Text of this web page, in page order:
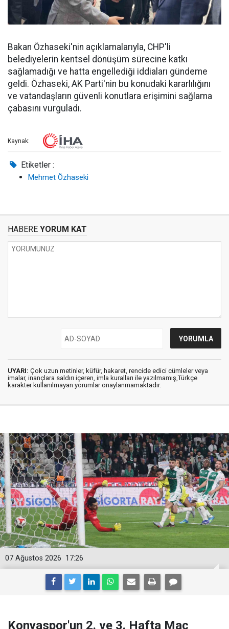
Bakan Özhaseki'nin açıklamalarıyla, CHP'li
belediyelerin kentsel dönüşüm sürecine katkı
sağlamadığı ve hatta engellediği iddiaları gündeme
geldi. Özhaseki, AK Parti'nin bu konudaki kararlılığını
ve vatandaşların güvenli konutlara erişimini sağlama
çabasını vurguladı.
Kaynak:
Etiketler :
Mehmet Özhaseki
HABERE YORUM KAT
UYARI: Çok uzun metinler, küfür, hakaret, rencide edici cümleler veya
imalar, inançlara saldırı içeren, imla kuralları ile yazılmamış,Türkçe
karakter kullanılmayan yorumlar onaylanmamaktadır.
17:26
07 Ağustos 2026
Konyaspor'un 2. ve 3. Hafta Maç